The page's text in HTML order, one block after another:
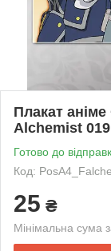
Плакат
Alchemist 019
Готово до
Код:
25 ₴
Мінімальна сума